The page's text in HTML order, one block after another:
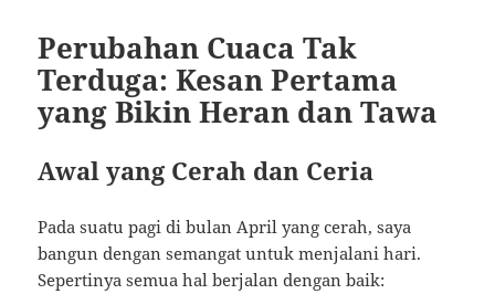
Perubahan Cuaca Tak
Terduga: Kesan Pertama
yang Bikin Heran dan Tawa
Awal yang Cerah dan Ceria
Pada suatu pagi di bulan April yang cerah, saya
bangun dengan semangat untuk menjalani hari.
Sepertinya semua hal berjalan dengan baik: